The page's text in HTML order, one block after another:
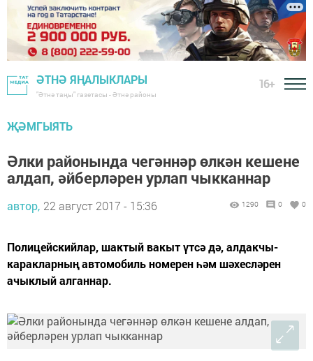
ӘТНӘ ЯҢАЛЫКЛАРЫ
"Әтнә таңы" газетасы - Әтнә районы
16+
ҖӘМГЫЯТЬ
Әлки районында чегәннәр өлкән кешене
алдап, әйберләрен урлап чыкканнар
автор, 22 август 2017 - 15:36 1290 0 0
Полицейскийлар, шактый вакыт үтсә дә, алдакчы-
каракларның автомобиль номерен һәм шәхесләрен
ачыклый алганнар.